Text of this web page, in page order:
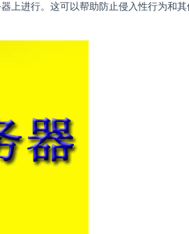
上进行。这可以帮助防止侵入性行为和